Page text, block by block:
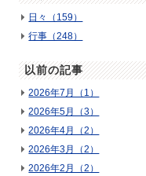
日々（159）
行事（248）
以前の記事
2026年7月（1）
2026年5月（3）
2026年4月（2）
2026年3月（2）
2026年2月（2）